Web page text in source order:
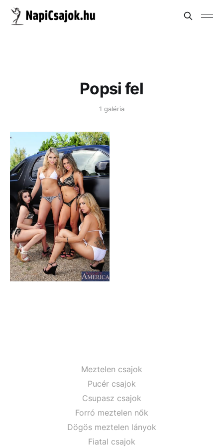
Popsi fel
1 galéria
Meztelen csajok
Pucér csajok
Csupasz csajok
Forró meztelen nők
Dögös meztelen lányok
Fiatal csajok